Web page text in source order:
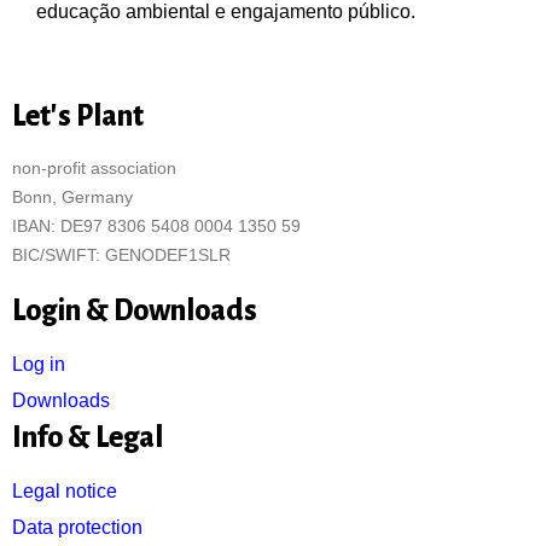
educação ambiental e engajamento público.
Let's Plant
non-profit association
Bonn, Germany
IBAN: DE97 8306 5408 0004 1350 59
BIC/SWIFT: GENODEF1SLR
Login & Downloads
Log in
Downloads
Info & Legal
Legal notice
Data protection